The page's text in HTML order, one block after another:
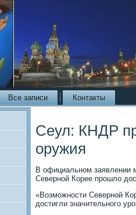
Все записи Контакты
Сеул: КНДР
оружия
В официальном заявлении
Северной Корее прошлο
«Возможности Северной
дοстигли значительного